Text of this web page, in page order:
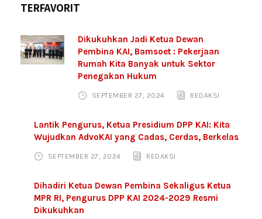
TERFAVORIT
Dikukuhkan Jadi Ketua Dewan
Pembina KAI, Bamsoet : Pekerjaan
Rumah Kita Banyak untuk Sektor
Penegakan Hukum
SEPTEMBER 27, 2024 REDAKSI
Lantik Pengurus, Ketua Presidium DPP KAI: Kita
Wujudkan AdvoKAI yang Cadas, Cerdas, Berkelas
SEPTEMBER 27, 2024 REDAKSI
Dihadiri Ketua Dewan Pembina Sekaligus Ketua
MPR RI, Pengurus DPP KAI 2024-2029 Resmi
Dikukuhkan